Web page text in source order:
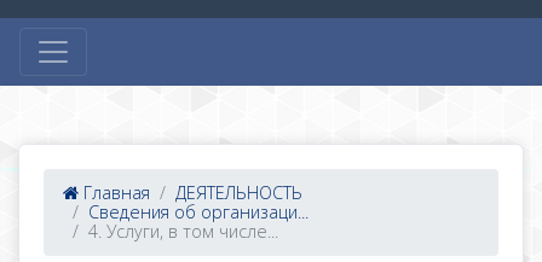
Главная
ДЕЯТЕЛЬНОСТЬ
Сведения об организаци...
4. Услуги, в том числе...